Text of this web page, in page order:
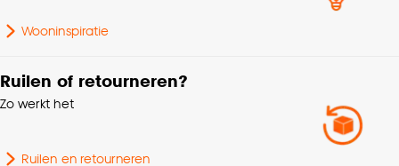
Wooninspiratie
Ruilen of retourneren?
Zo werkt het
Ruilen en retourneren